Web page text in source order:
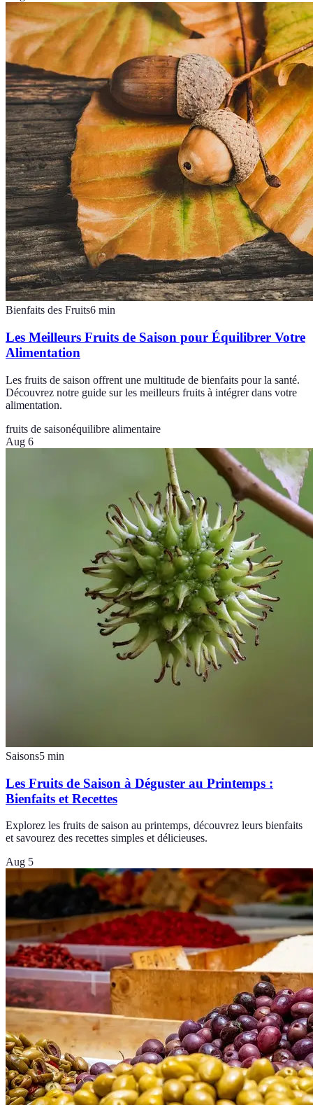
Bienfaits des Fruits6 min
Les Meilleurs Fruits de Saison pour Équilibrer Votre
Alimentation
Les fruits de saison offrent une multitude de bienfaits pour la santé.
Découvrez notre guide sur les meilleurs fruits à intégrer dans votre
alimentation.
fruits de saisonéquilibre alimentaire
Aug 6
Saisons5 min
Les Fruits de Saison à Déguster au Printemps :
Bienfaits et Recettes
Explorez les fruits de saison au printemps, découvrez leurs bienfaits
et savourez des recettes simples et délicieuses.
Aug 5